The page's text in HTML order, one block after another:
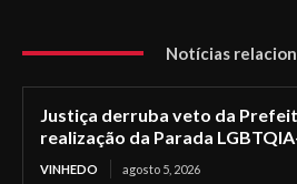
Notícias
Justiça derruba veto da
realização da Parada
VINHEDO agosto 5, 2026